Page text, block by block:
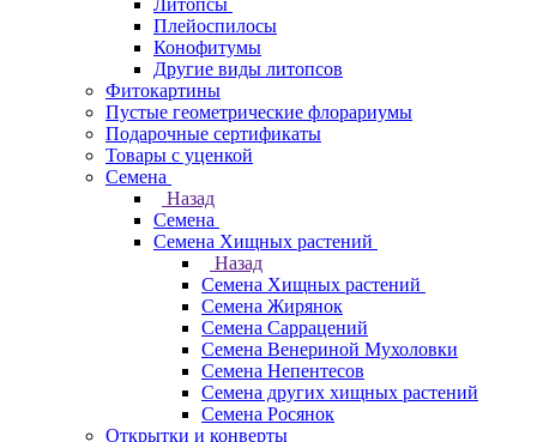
Литопсы
Плейоспилосы
Конофитумы
Другие виды литопсов
Фитокартины
Пустые геометрические флорариумы
Подарочные сертификаты
Товары с уценкой
Семена
Назад
Семена
Семена Хищных растений
Назад
Семена Хищных растений
Семена Жирянок
Семена Саррацений
Семена Венериной Мухоловки
Семена Непентесов
Семена других хищных растений
Семена Росянок
Открытки и конверты